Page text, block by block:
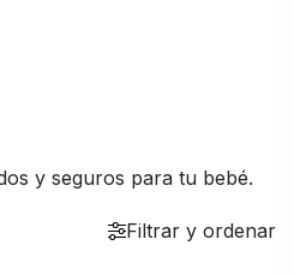
y seguros para tu bebé.
Filtrar y ordenar